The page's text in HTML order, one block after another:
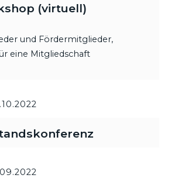
(virtuell)
und Fördermitglieder,
eine Mitgliedschaft